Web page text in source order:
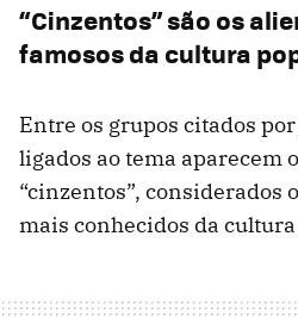
“Cinzentos” são os
famosos da cultura
Entre os grupos citados
ligados ao tema aparecem
“cinzentos”, considerados
mais conhecidos da